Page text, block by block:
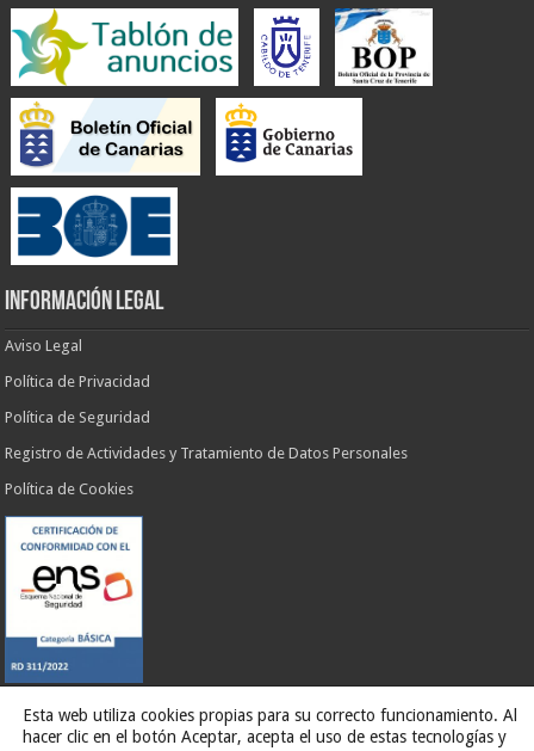
INFORMACIÓN LEGAL
Aviso Legal
Política de Privacidad
Política de Seguridad
Registro de Actividades y Tratamiento de Datos Personales
Política de Cookies
Web desarrollada porG13 Estudio Creativo
Esta web utiliza cookies propias para su correcto funcionamiento. Al
hacer clic en el botón Aceptar, acepta el uso de estas tecnologías y